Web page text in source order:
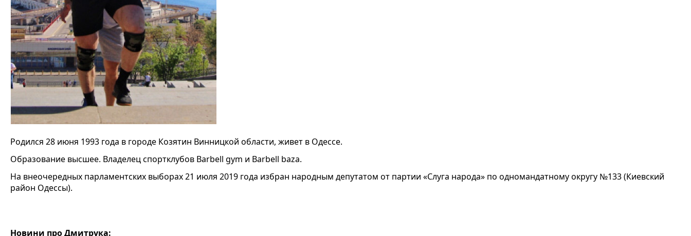
Родился 28 июня 1993 года в городе Козятин Винницкой области, живет в Одессе.
Образование высшее. Владелец спортклубов Barbell gym и Barbell baza.
На внеочередных парламентских выборах 21 июля 2019 года избран народным депутатом от партии «Слуга народа» по одномандатному округу №133 (Киевский
район Одессы).
Новини про Дмитрука: